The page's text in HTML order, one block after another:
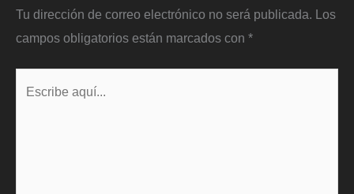
Tu dirección de correo electrónico no será publicada. Los
campos obligatorios están marcados con *